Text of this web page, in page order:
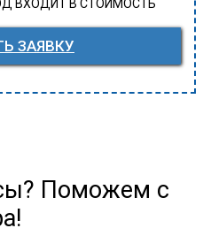
ВХОДИТ В СТОИМОСТЬ
ЗАЯВКУ
Поможем с